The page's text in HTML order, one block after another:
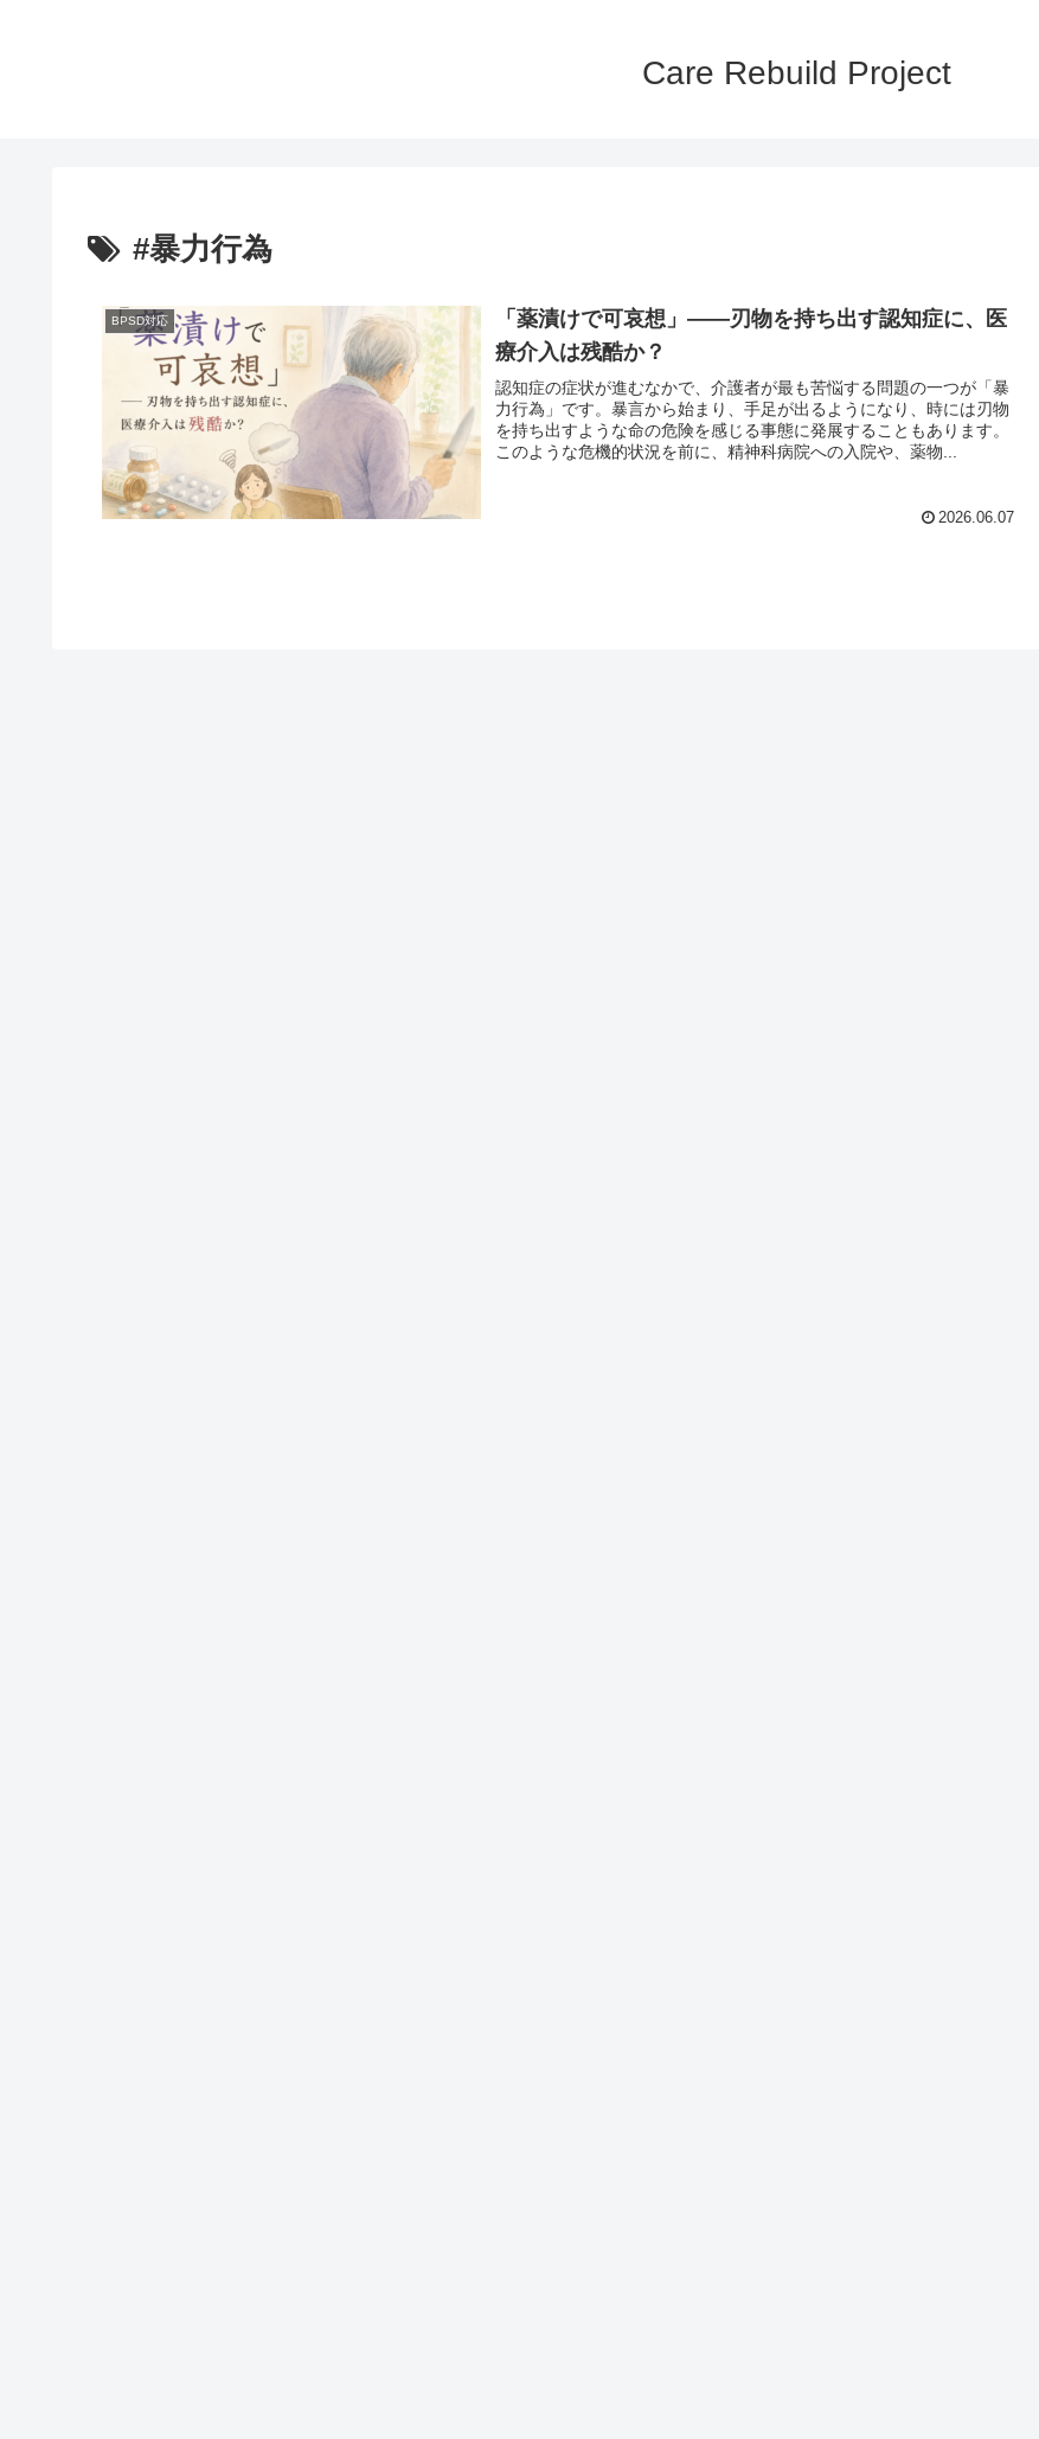
Care Rebuild Project
#暴力行為
BPSD対応
「薬漬けで可哀想」——刃物を持ち出す認知症に、医
療介入は残酷か？
認知症の症状が進むなかで、介護者が最も苦悩する問題の一つが「暴
力行為」です。暴言から始まり、手足が出るようになり、時には刃物
を持ち出すような命の危険を感じる事態に発展することもあります。
このような危機的状況を前に、精神科病院への入院や、薬物...
2026.06.07